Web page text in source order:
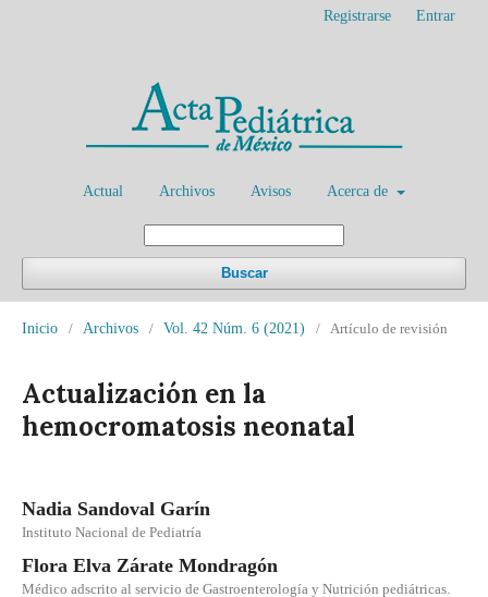
Actual Archivos Avisos Acerca de
Buscar
Registrarse Entrar
Inicio / Archivos / Vol. 42 Núm. 6 (2021) / Artículo de revisión
Actualización en la
hemocromatosis neonatal
Nadia Sandoval Garín
Instituto Nacional de Pediatría
Flora Elva Zárate Mondragón
Médico adscrito al servicio de Gastroenterología y Nutrición pediátricas.